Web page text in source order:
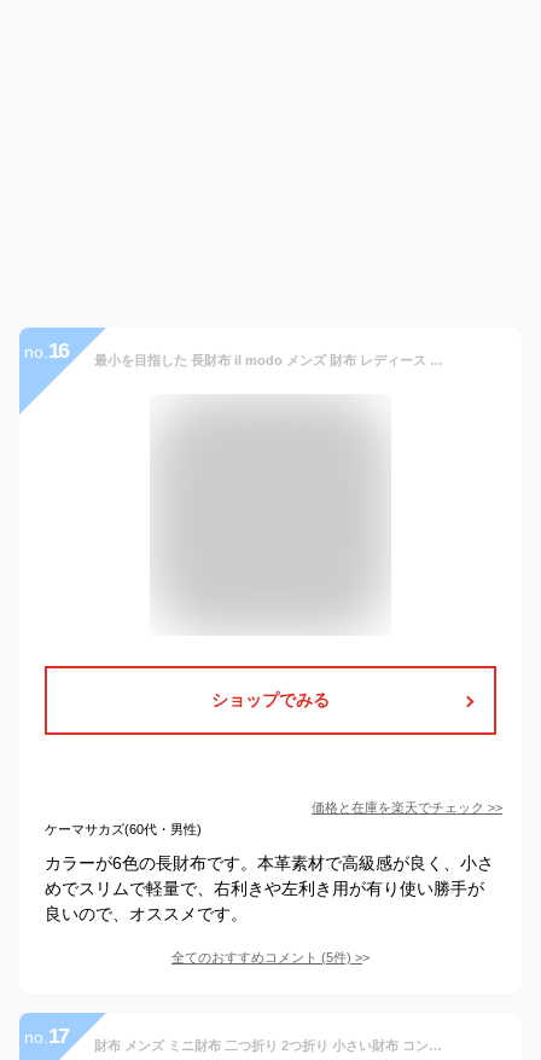
no. 16 最小を目指した 長財布 il modo メンズ 財布 レディース 本革 小さめ コンパクト 薄い かぶせ ミニ ウォレット スリム 軽量 サイフ 左利き カード入れ 男性 女性 高級 ブランド レザー 日本製 おしゃれ 黒 薄型 おすすめ 紙幣を曲げずに30枚 makuake 退職祝いプレゼント
ショップでみる
価格と在庫を楽天でチェック >>
ケーマサカズ(60代・男性)
カラーが6色の長財布です。本革素材で高級感が良く、小さ
めでスリムで軽量で、右利きや左利き用が有り使い勝手が
良いので、オススメです。
全てのおすすめコメント (5件) >
no. 17 財布 メンズ ミニ財布 二つ折り 2つ折り 小さい財布 コンパクト コインケース レディース カードケース 本革 小さい レザー じゃばら カード入れ 小銭入れ お札折らない 折りたたみ ミニウォレット 本革ミニ財布 カードたくさん スキミング防止 革 父の日 実用的 プレゼント